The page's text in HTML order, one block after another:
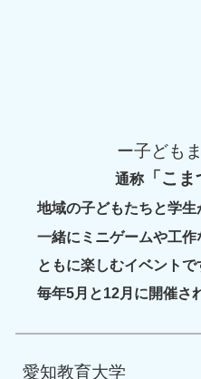
ー子ども
通称 「こま
地域の子どもたちと学生
一緒に ミニゲームや工作
と もに楽しむイベントで
毎年5月と12月に開催さ
愛知教育大学